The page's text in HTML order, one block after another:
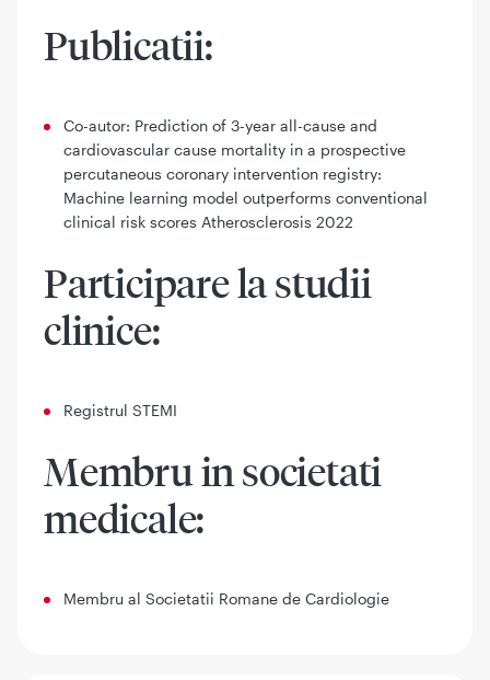
Publicatii:
Co-autor: Prediction of 3-year all-cause and
cardiovascular cause mortality in a prospective
percutaneous coronary intervention registry:
Machine learning model outperforms conventional
clinical risk scores Atherosclerosis 2022
Participare la studii
clinice:
Registrul STEMI
Membru in societati
medicale:
Membru al Societatii Romane de Cardiologie